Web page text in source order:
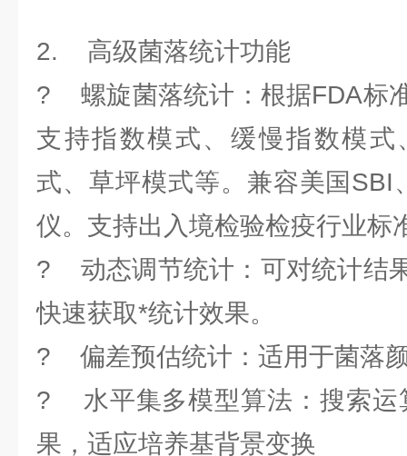
2. 高级菌落统计功能
? 螺旋菌落统计：根据FDA标
支持指数模式、缓慢指数模
式、草坪模式等。兼容美国SBI
仪。支持出入境检验检疫行业标
? 动态调节统计：可对统计结
快速获取*统计效果。
? 偏差预估统计：适用于菌落
? 水平集多模型算法：搜索运
果，适应培养基背景变换